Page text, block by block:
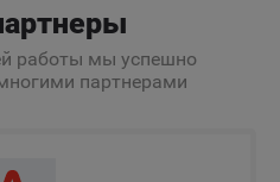
работы мы успешно
партнерами